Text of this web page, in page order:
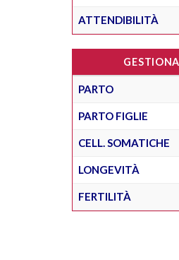
ATTENDIBILITÀ
PARTO
PARTO FIGLIE
CELL. SOMATICHE
LONGEVITÀ
FERTILITÀ